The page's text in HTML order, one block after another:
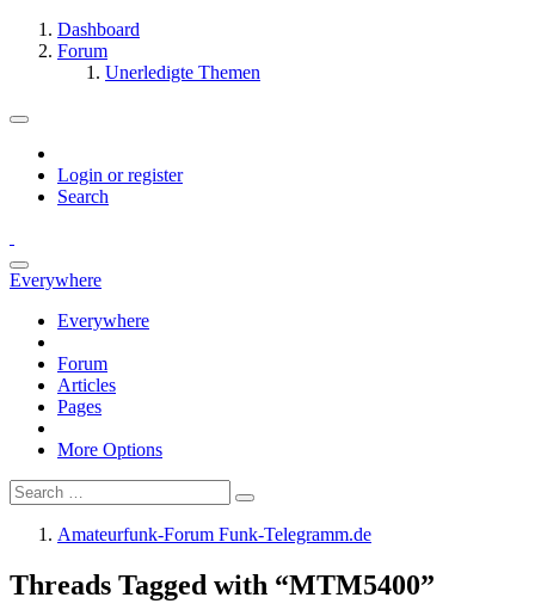
Dashboard
Forum
Unerledigte Themen
Login or register
Search
Everywhere
Everywhere
Forum
Articles
Pages
More Options
Amateurfunk-Forum Funk-Telegramm.de
Threads Tagged with “MTM5400”